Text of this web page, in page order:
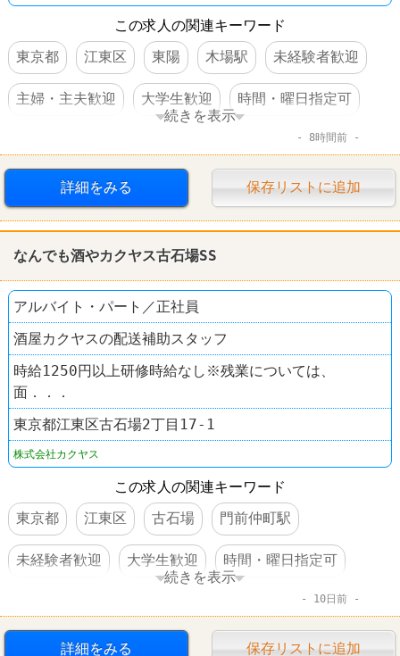
この求人の関連キーワード
東京都
江東区 東陽 木場駅 未経験者歓迎
主婦・主夫歓迎 大学生歓迎 時間・曜日指定可
キッチンオリジン
続きを表示
8時間前
詳細をみる 保存リストに追加
なんでも酒やカクヤス古石場SS
アルバイト・パート／正社員
酒屋カクヤスの配送補助スタッフ
時給1250円以上研修時給なし※残業については、
面．．．
東京都江東区古石場2丁目17-1
株式会社カクヤス
この求人の関連キーワード
東京都
江東区 古石場 門前仲町駅
未経験者歓迎 大学生歓迎 時間・曜日指定可
昇給あり 制服あり 社員登用あり 大量募集
続きを表示
10日前
詳細をみる 保存リストに追加